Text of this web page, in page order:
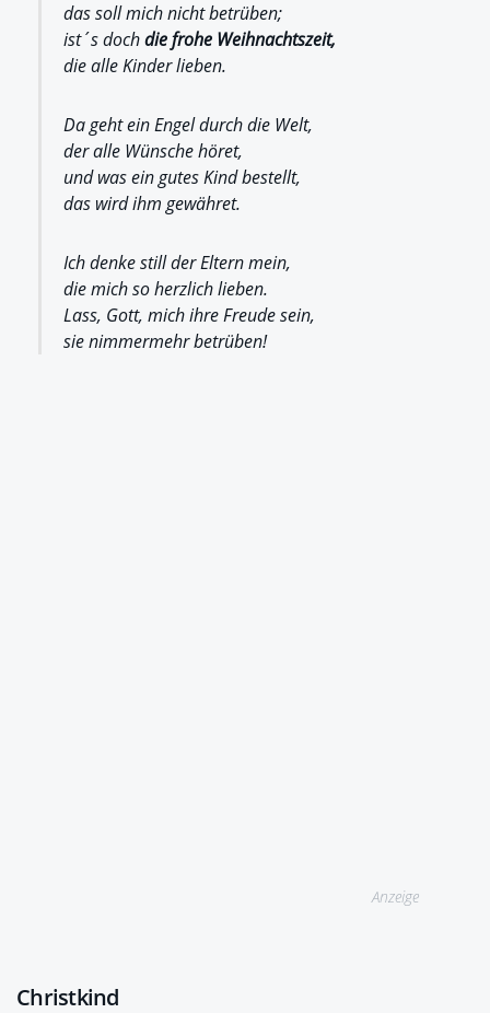
das soll mich nicht betrüben;
ist´s dochdie frohe Weihnachtszeit,
die alle Kinder lieben.
Da geht ein Engel durch die Welt,
der alle Wünsche höret,
und was ein gutes Kind bestellt,
das wird ihm gewähret.
Ich denke still der Eltern mein,
die mich so herzlich lieben.
Lass, Gott, mich ihre Freude sein,
sie nimmermehr betrüben!
Anzeige
Christkind